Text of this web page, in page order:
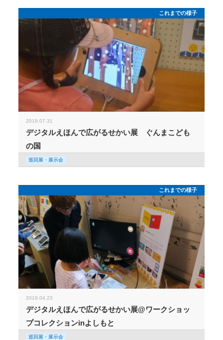
これまでの様子
2019.07.31
デジタルえほんで広がるせかい展 ぐんまこども
の国
巡回展・展示会
これまでの様子
2019.04.23
デジタルえほんで広がるせかい展@ワークショッ
プコレクションinよしもと
巡回展・展示会